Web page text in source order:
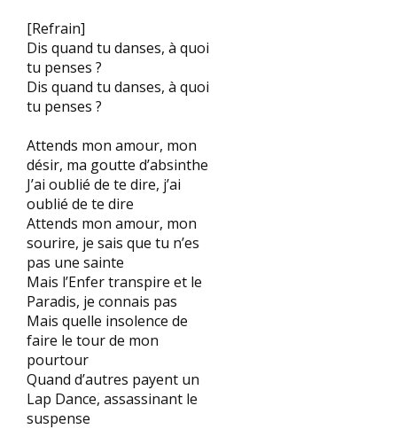
[Refrain]
Dis quand tu danses, à quoi
tu penses ?
Dis quand tu danses, à quoi
tu penses ?
Attends mon amour, mon
désir, ma goutte d’absinthe
J’ai oublié de te dire, j’ai
oublié de te dire
Attends mon amour, mon
sourire, je sais que tu n’es
pas une sainte
Mais l’Enfer transpire et le
Paradis, je connais pas
Mais quelle insolence de
faire le tour de mon
pourtour
Quand d’autres payent un
Lap Dance, assassinant le
suspense